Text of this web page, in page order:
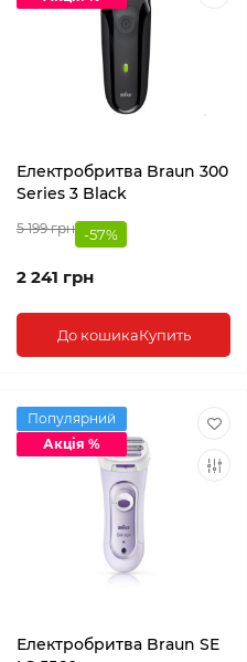
Електробритва Braun 300
Series 3 Black
5 199 грн -57%
2 241 грн
До кошикаКупить
Популярний
Акція %
Електробритва Braun SE